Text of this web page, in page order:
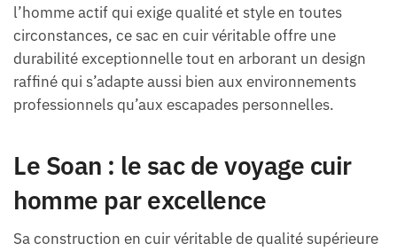
l’homme actif qui exige qualité et style en toutes
circonstances, ce sac en cuir véritable offre une
durabilité exceptionnelle tout en arborant un design
raffiné qui s’adapte aussi bien aux environnements
professionnels qu’aux escapades personnelles.
Le Soan : le sac de voyage cuir
homme par excellence
Sa construction en cuir véritable de qualité supérieure